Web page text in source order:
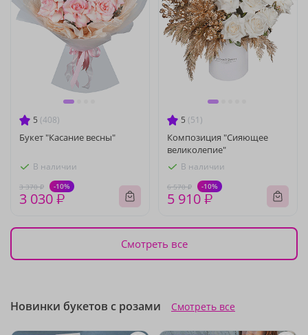
5 (408)
Букет "Касание весны"
В наличии
3 370 ₽ -10%
3 030 ₽
5 (51)
Композиция "Сияющее
великолепие"
В наличии
6 570 ₽ -10%
5 910 ₽
Смотреть все
Новинки букетов с розами Смотреть все